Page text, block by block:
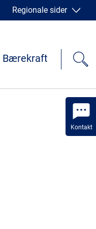
Kontakt
Regionale sider
Bærekraft